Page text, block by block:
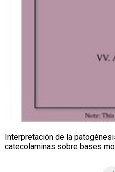
Interpretación de la
catecolaminas sobre bases